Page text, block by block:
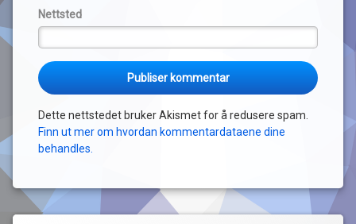
Nettsted
Dette nettstedet bruker Akismet for å redusere spam.
Finn ut mer om hvordan kommentardataene dine
behandles.